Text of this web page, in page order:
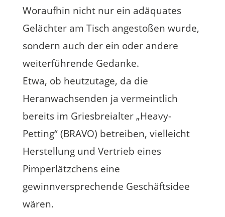
Woraufhin nicht nur ein adäquates
Gelächter am Tisch angestoßen wurde,
sondern auch der ein oder andere
weiterführende Gedanke.
Etwa, ob heutzutage, da die
Heranwachsenden ja vermeintlich
bereits im Griesbreialter „Heavy-
Petting“ (BRAVO) betreiben, vielleicht
Herstellung und Vertrieb eines
Pimperlätzchens eine
gewinnversprechende Geschäftsidee
wären.